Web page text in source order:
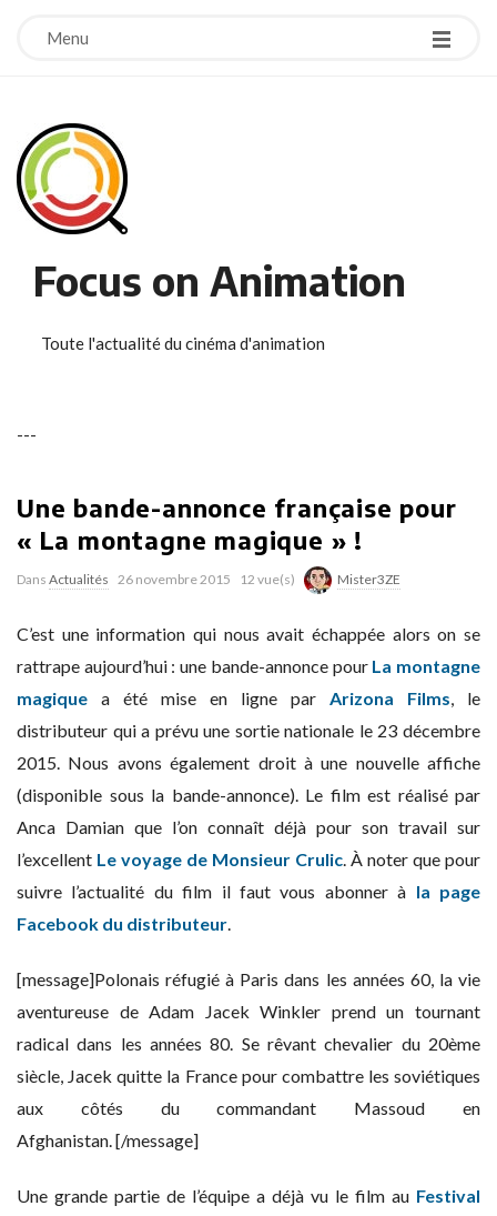
Menu
Focus on Animation
Toute l'actualité du cinéma d'animation
---
Une bande-annonce française pour
« La montagne magique » !
Dans Actualités 26 novembre 2015 12 vue(s) Mister3ZE
C’est une information qui nous avait échappée alors on se
rattrape aujourd’hui : une bande-annonce pour La montagne
magique a été mise en ligne par Arizona Films, le
distributeur qui a prévu une sortie nationale le 23 décembre
2015. Nous avons également droit à une nouvelle affiche
(disponible sous la bande-annonce). Le film est réalisé par
Anca Damian que l’on connaît déjà pour son travail sur
l’excellent Le voyage de Monsieur Crulic. À noter que pour
suivre l’actualité du film il faut vous abonner à la page
Facebook du distributeur.
[message]Polonais réfugié à Paris dans les années 60, la vie
aventureuse de Adam Jacek Winkler prend un tournant
radical dans les années 80. Se rêvant chevalier du 20ème
siècle, Jacek quitte la France pour combattre les soviétiques
aux côtés du commandant Massoud en
Afghanistan. [/message]
Une grande partie de l’équipe a déjà vu le film au Festival